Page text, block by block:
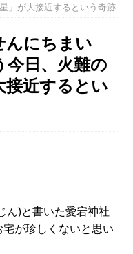
」が大接近するという奇跡
んにちまい
今日、火難の
接近するとい
ん)と書いた愛宕神社
が珍しくないと思い